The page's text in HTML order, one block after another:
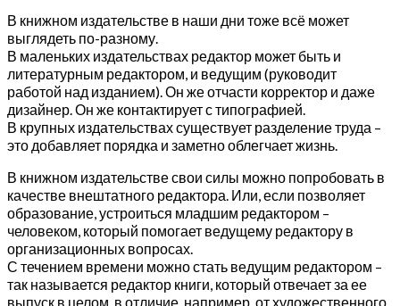
В книжном издательстве в наши дни тоже всё может
выглядеть по-разному.
В маленьких издательствах редактор может быть и
литературным редактором, и ведущим (руководит
работой над изданием). Он же отчасти корректор и даже
дизайнер. Он же контактирует с типографией.
В крупных издательствах существует разделение труда –
это добавляет порядка и заметно облегчает жизнь.
В книжном издательстве свои силы можно попробовать в
качестве внештатного редактора. Или, если позволяет
образование, устроиться младшим редактором –
человеком, который помогает ведущему редактору в
организационных вопросах.
С течением времени можно стать ведущим редактором –
так называется редактор книги, который отвечает за ее
выпуск в целом, в отличие, например, от художественного